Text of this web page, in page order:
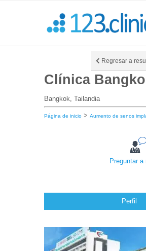
Regresar a
Clínica
Bangkok, Tailandia
Página de inicio > Aumento de senos
Preguntar a
Perfil